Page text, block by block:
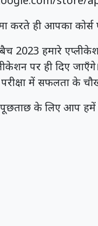
करते ही आपका कोर्स
बैच 2023 हमारे
पर ही दिए
में सफलता के
पूछताछ के लिए आप